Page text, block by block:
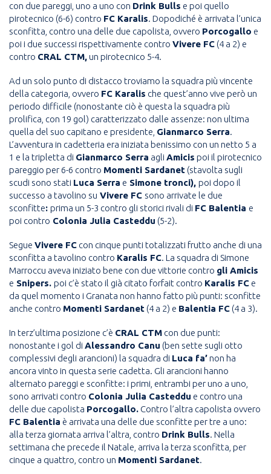
con due pareggi, uno a uno con Drink Bulls e poi quello
pirotecnico (6-6) contro FC Karalis. Dopodiché è arrivata l’unica
sconfitta, contro una delle due capolista, ovvero Porcogallo e
poi i due successi rispettivamente contro Vivere FC (4 a 2) e
contro CRAL CTM,un pirotecnico 5-4.
Ad un solo punto di distacco troviamo la squadra più vincente
della categoria, ovvero FC Karalis che quest’anno vive però un
periodo difficile (nonostante ciò è questa la squadra più
prolifica, con 19 gol) caratterizzato dalle assenze: non ultima
quella del suo capitano e presidente, Gianmarco Serra.
L’avventura in cadetteria era iniziata benissimo con un netto 5 a
1 e la tripletta di Gianmarco Serra agli Amicis poi il pirotecnico
pareggio per 6-6 contro Momenti Sardanet (stavolta sugli
scudi sono stati Luca Serra e Simone tronci), poi dopo il
successo a tavolino su Vivere FC sono arrivate le due
sconfitte: prima un 5-3 contro gli storici rivali di FC Balentia e
poi contro Colonia Julia Casteddu (5-2).
Segue Vivere FC con cinque punti totalizzati frutto anche di una
sconfitta a tavolino contro Karalis FC. La squadra di Simone
Marroccu aveva iniziato bene con due vittorie contro gli Amicis
e Snipers. poi c’è stato il già citato forfait contro Karalis FC e
da quel momento i Granata non hanno fatto più punti: sconfitte
anche contro Momenti Sardanet (4 a 2) e Balentia FC (4 a 3).
In terz’ultima posizione c’è CRAL CTM con due punti:
nonostante i gol di Alessandro Canu (ben sette sugli otto
complessivi degli arancioni) la squadra di Luca fa’non ha
ancora vinto in questa serie cadetta. Gli arancioni hanno
alternato pareggi e sconfitte: i primi, entrambi per uno a uno,
sono arrivati contro Colonia Julia Casteddu e contro una
delle due capolista Porcogallo. Contro l’altra capolista ovvero
FC Balentia è arrivata una delle due sconfitte per tre a uno:
alla terza giornata arriva l’altra, contro Drink Bulls. Nella
settimana che precede il Natale, arriva la terza sconfitta, per
cinque a quattro, contro un Momenti Sardanet.